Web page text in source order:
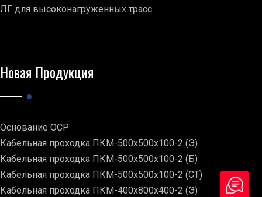
ЛГ для высоконагруженных трасс
Новая Продукция
Основание ОСР
Кабельная проходка ПКМ-500х500х100-2 (Э)
Кабельная проходка ПКМ-500х500х100-2 (Б)
Кабельная проходка ПКМ-500х500х100-2 (СТ)
Кабельная проходка ПКМ-400х800х400-2 (Э)